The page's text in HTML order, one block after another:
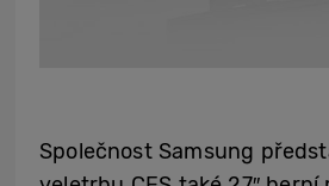
Společnost Samsung